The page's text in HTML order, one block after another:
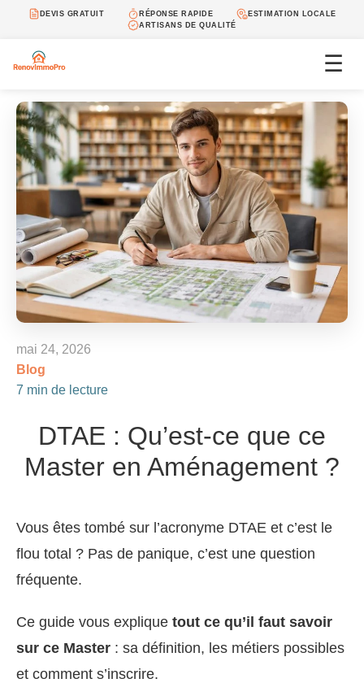
DEVIS GRATUIT RÉPONSE RAPIDE
ESTIMATION LOCALE
ARTISANS DE QUALITÉ
☰
mai 24, 2026
Blog
7 min de lecture
DTAE : Qu’est-ce que ce
Master en Aménagement ?
Vous êtes tombé sur l’acronyme DTAE et c’est le
flou total ? Pas de panique, c’est une question
fréquente.
Ce guide vous explique tout ce qu’il faut savoir
sur ce Master : sa définition, les métiers possibles
et comment s’inscrire.